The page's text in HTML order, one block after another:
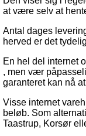
at være selv at
Antal dages
herved er det
En hel del internet
, men vær
garanteret kan nå
Visse internet
beløb. Som
Taastrup, Korsør